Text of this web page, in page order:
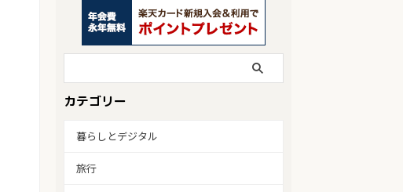
カテゴリー
暮らしとデジタル
旅行